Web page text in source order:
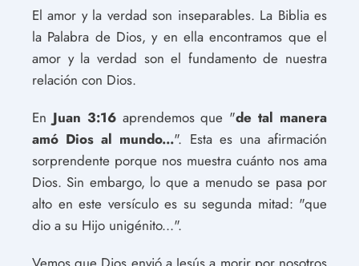
El amor y la verdad son inseparables. La Biblia es
la Palabra de Dios, y en ella encontramos que el
amor y la verdad son el fundamento de nuestra
relación con Dios.
En Juan 3:16aprendemos que "de tal manera
amó Dios al mundo...". Esta es una afirmación
sorprendente porque nos muestra cuánto nos ama
Dios. Sin embargo, lo que a menudo se pasa por
alto en este versículo es su segunda mitad: "que
dio a su Hijo unigénito...".